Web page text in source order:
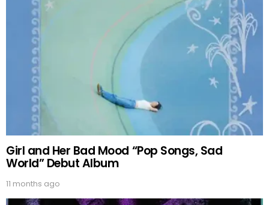
Girl and Her Bad Mood “Pop Songs, Sad
World” Debut Album
11 months ago